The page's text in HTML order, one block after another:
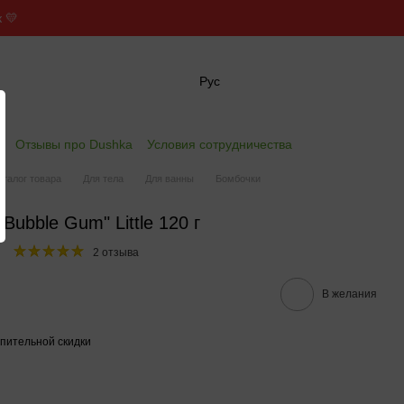
💛
Рус
Отзывы про Dushka Условия сотрудничества
товара Для тела Для ванны
Бомбочки
Gum" Little 120 г
2 отзыва
В желания
скидки